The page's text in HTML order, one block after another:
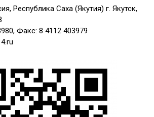
Республика Саха (Якутия) г. Якутск,
Факс: 8 4112 403979